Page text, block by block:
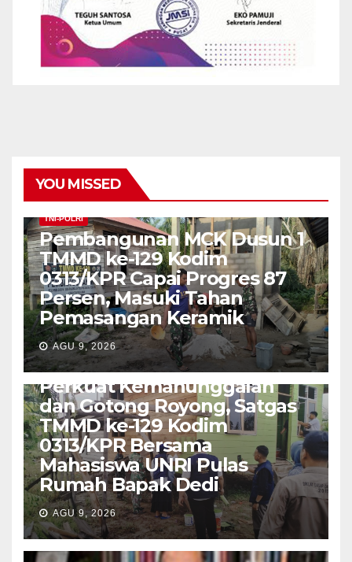
YOU MISSED
TNI-POLRI
Pembangunan MCK Dusun 1
TMMD ke-129 Kodim
0313/KPR Capai Progres 87
Persen, Masuki Tahan
Pemasangan Keramik
AGU 9, 2026
TNI-POLRI
Perkuat Kemanunggalan
dan Gotong Royong, Satgas
TMMD ke-129 Kodim
0313/KPR Bersama
Mahasiswa UNRI Pulas
Rumah Bapak Dedi
AGU 9, 2026